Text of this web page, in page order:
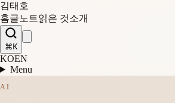
김태호
홈글 노트읽은 것소개
⌘K
KOEN
Menu
AI